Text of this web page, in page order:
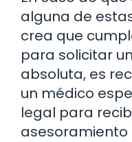
alguna de
crea que
para solicitar
absoluta, es
un médico
legal para
asesoramiento